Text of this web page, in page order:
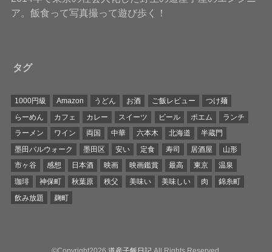
ア。飯食って写真撮って遊び歩く！
タグ
1000円級 Amazon うどん お酒 ご飯レビュー
つけ麺
らーめん
カフェ カレー スイーツ ビール ポエム
ランチ
ラーメン
ワイン 両国 中華 六本木 北海道
半蔵門
墨田バルウォーク
墨田区 安い 定食 寿司 居酒屋
山形
市ヶ谷
感想 日本酒 映画 映画鑑賞 最高 東京
温泉
珈琲
神保町 秋葉原 秩父 美味い 美味しい 肉
錦糸町
飲み放題
麹町